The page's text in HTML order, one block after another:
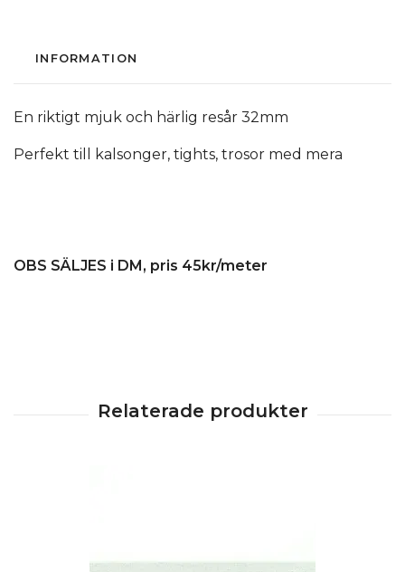
INFORMATION
En riktigt mjuk och härlig resår 32mm
Perfekt till kalsonger, tights, trosor med mera
OBS SÄLJES i DM, pris 45kr/meter